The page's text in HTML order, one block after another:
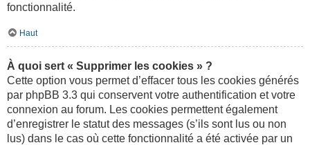
fonctionnalité.
Haut
À quoi sert « Supprimer les cookies » ?
Cette option vous permet d’effacer tous les cookies générés
par phpBB 3.3 qui conservent votre authentification et votre
connexion au forum. Les cookies permettent également
d’enregistrer le statut des messages (s’ils sont lus ou non
lus) dans le cas où cette fonctionnalité a été activée par un